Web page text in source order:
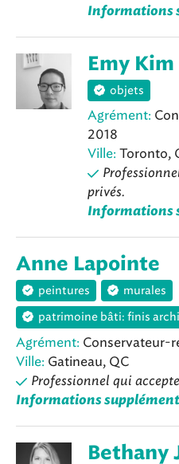
Informations
Emy Kim
objets
Agrément:
2018
Ville: Toronto,
privés.
Informations
Anne Lapointe
peintures
murales
patrimoine bâti: finis
Agrément: Conservateur-
Ville: Gatineau, QC
Professionnel qui
Informations
Bethany